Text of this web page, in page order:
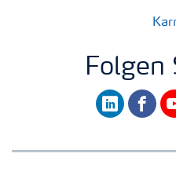
Folgen
linkedin